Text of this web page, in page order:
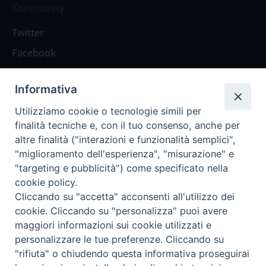
Twitter
Facebook
Spazio Lettori
Eventi
Eventi diocesani
Privacy Policy Informativa Cookie
Informativa
Utilizziamo cookie o tecnologie simili per
finalità tecniche e, con il tuo consenso, anche per
altre finalità ("interazioni e funzionalità semplici",
"miglioramento dell'esperienza", "misurazione" e
"targeting e pubblicità") come specificato nella
cookie policy.
Cliccando su "accetta" acconsenti all'utilizzo dei
cookie. Cliccando su "personalizza" puoi avere
maggiori informazioni sui cookie utilizzati e
personalizzare le tue preferenze. Cliccando su
"rifiuta" o chiudendo questa informativa proseguirai